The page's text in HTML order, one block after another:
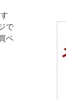
で
ペ